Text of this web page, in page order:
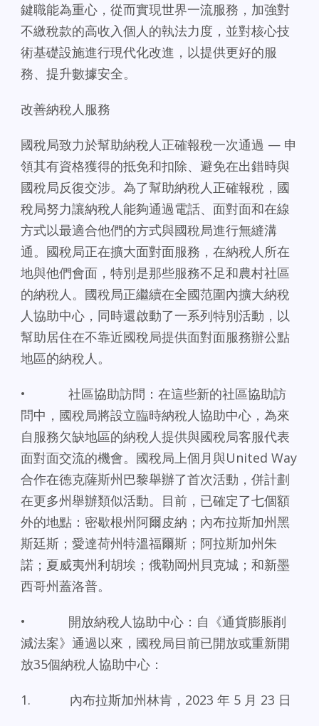
鍵職能為重心，從而實現世界一流服務，加強對
不繳稅款的高收入個人的執法力度，並對核心技
術基礎設施進行現代化改進，以提供更好的服
務、提升數據安全。
改善納稅人服務
國稅局致力於幫助納稅人正確報稅一次通過 — 申
領其有資格獲得的抵免和扣除、避免在出錯時與
國稅局反復交涉。為了幫助納稅人正確報稅，國
稅局努力讓納稅人能夠通過電話、面對面和在線
方式以最適合他們的方式與國稅局進行無縫溝
通。國稅局正在擴大面對面服務，在納稅人所在
地與他們會面，特別是那些服務不足和農村社區
的納稅人。國稅局正繼續在全國范圍內擴大納稅
人協助中心，同時還啟動了一系列特別活動，以
幫助居住在不靠近國稅局提供面對面服務辦公點
地區的納稅人。
• 社區協助訪問：在這些新的社區協助訪
問中，國稅局將設立臨時納稅人協助中心，為來
自服務欠缺地區的納稅人提供與國稅局客服代表
面對面交流的機會。國稅局上個月與United Way
合作在德克薩斯州巴黎舉辦了首次活動，併計劃
在更多州舉辦類似活動。目前，已確定了七個額
外的地點：密歇根州阿爾皮納；內布拉斯加州黑
斯廷斯；愛達荷州特溫福爾斯；阿拉斯加州朱
諾；夏威夷州利胡埃；俄勒岡州貝克城；和新墨
西哥州蓋洛普。
• 開放納稅人協助中心：自《通貨膨脹削
減法案》通過以來，國稅局目前已開放或重新開
放35個納稅人協助中心：
1. 內布拉斯加州林肯，2023 年 5 月 23 日